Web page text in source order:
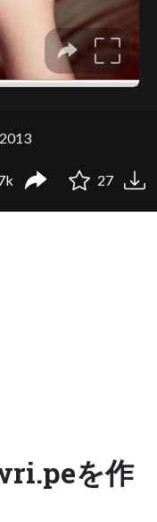
27
を作